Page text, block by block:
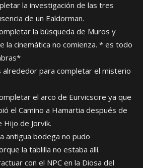
la investigación de las tres
de un Ealdorman.
la búsqueda de Muros y
la cinemática no comienza. * es todo
alrededor para completar el misterio
el arco de Eurvicscire ya que
el Camino a Hamartia después de
de Jorvik.
antigua bodega no pudo
la tablilla no estaba allí.
con el NPC en la Diosa del